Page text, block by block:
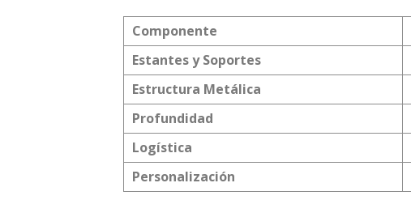
Componente
Estantes y Soportes
Estructura Metálica
Profundidad
Logística
Personalización